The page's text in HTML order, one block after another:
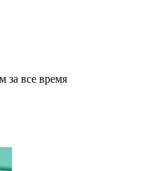
за все время